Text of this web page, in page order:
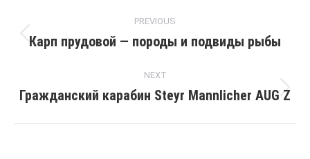
navigation
PREVIOUS
Previous
Карп прудовой — породы и подвиды рыбы
NEXT
Next
Гражданский карабин Steyr Mannlicher AUG Z